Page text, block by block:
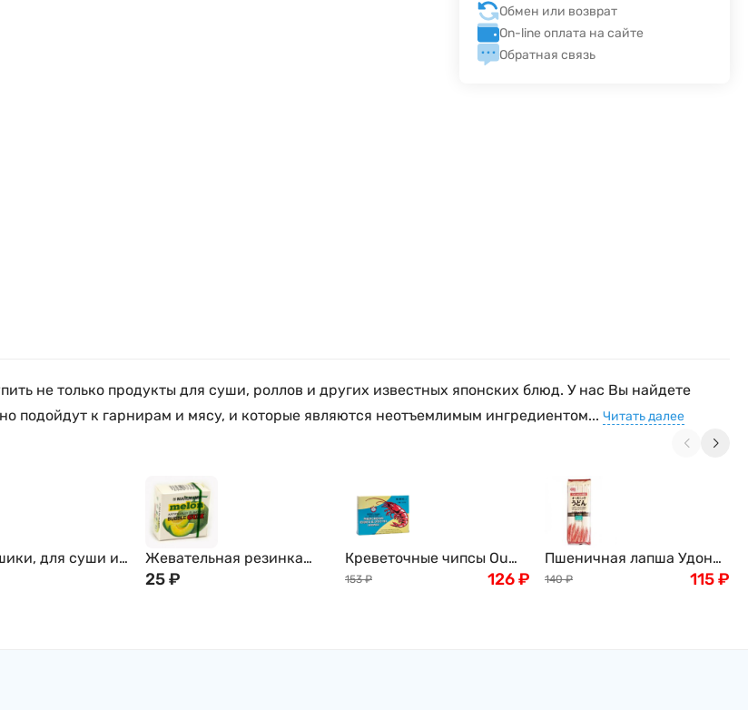
Обмен или возврат
On-line оплата на сайте
Обратная связь
не только продукты для суши, роллов и других известных японских блюд. У нас Вы найдете
подойдут к гарнирам и мясу, и которые являются неотъемлимым ингредиентом... Читать далее
для суши и
Жевательная резинка
MARUKAWA, со вкусом
25₽
Креветочные чипсы Ou
Jiang, 227г
153 ₽ 126₽
Пшеничная лапша Удон
Green Label, 300г
140 ₽ 115₽